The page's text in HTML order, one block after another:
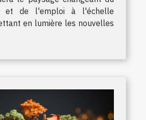
et de l'emploi à l'échelle
en lumière les nouvelles